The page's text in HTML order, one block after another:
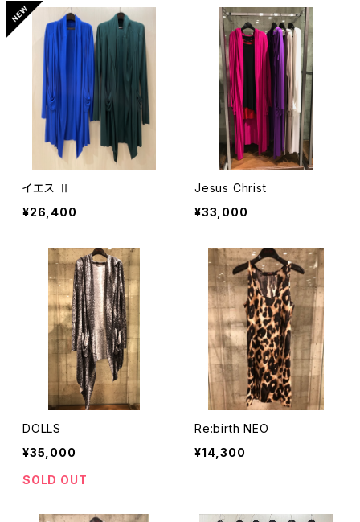
イエス Ⅱ
¥26,400
Jesus Christ
¥33,000
DOLLS
¥35,000
SOLD OUT
Re:birth NEO
¥14,300